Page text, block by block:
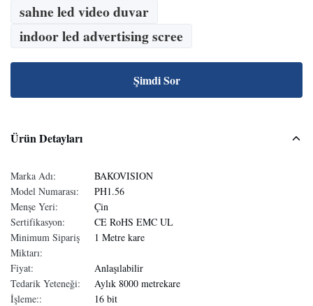
sahne led video duvar
indoor led advertising scree
Şimdi Sor
Ürün Detayları
Marka Adı:
BAKOVISION
Model Numarası:
PH1.56
Menşe Yeri:
Çin
Sertifikasyon:
CE RoHS EMC UL
Minimum Sipariş
Miktarı:
1 Metre kare
Fiyat:
Anlaşılabilir
Tedarik Yeteneği:
Aylık 8000 metrekare
İşleme::
16 bit